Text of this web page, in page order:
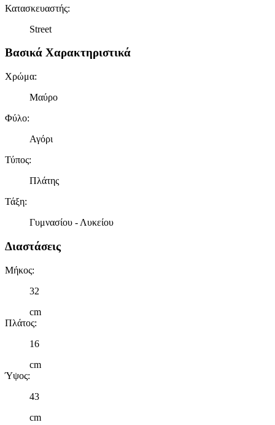
Κατασκευαστής:
Street
Βασικά Χαρακτηριστικά
Χρώμα:
Μαύρο
Φύλο:
Αγόρι
Τύπος:
Πλάτης
Τάξη:
Γυμνασίου - Λυκείου
Διαστάσεις
Μήκος:
32
cm
Πλάτος:
16
cm
Ύψος:
43
cm